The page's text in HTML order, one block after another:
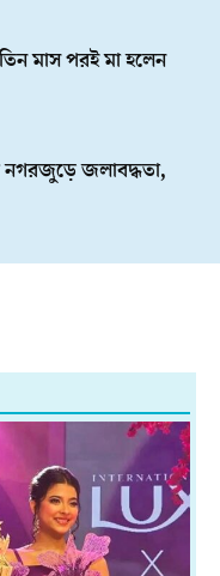
মাস পরই মা হলেন
নগরজুড়ে জলাবদ্ধতা,